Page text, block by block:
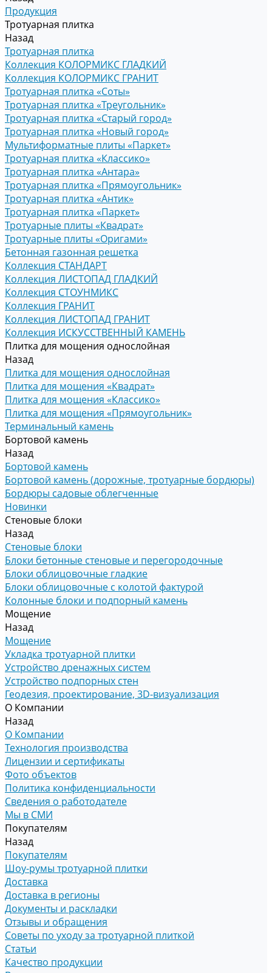
Продукция
Тротуарная плитка
Назад
Тротуарная плитка
Коллекция КОЛОРМИКС ГЛАДКИЙ
Коллекция КОЛОРМИКС ГРАНИТ
Тротуарная плитка «Соты»
Тротуарная плитка «Треугольник»
Тротуарная плитка «Старый город»
Тротуарная плитка «Новый город»
Мультиформатные плиты «Паркет»
Тротуарная плитка «Классико»
Тротуарная плитка «Антара»
Тротуарная плитка «Прямоугольник»
Тротуарная плитка «Антик»
Тротуарная плитка «Паркет»
Тротуарные плиты «Квадрат»
Тротуарные плиты «Оригами»
Бетонная газонная решетка
Коллекция СТАНДАРТ
Коллекция ЛИСТОПАД ГЛАДКИЙ
Коллекция СТОУНМИКС
Коллекция ГРАНИТ
Коллекция ЛИСТОПАД ГРАНИТ
Коллекция ИСКУССТВЕННЫЙ КАМЕНЬ
Плитка для мощения однослойная
Назад
Плитка для мощения однослойная
Плитка для мощения «Квадрат»
Плитка для мощения «Классико»
Плитка для мощения «Прямоугольник»
Терминальный камень
Бортовой камень
Назад
Бортовой камень
Бортовой камень (дорожные, тротуарные бордюры)
Бордюры садовые облегченные
Новинки
Стеновые блоки
Назад
Стеновые блоки
Блоки бетонные стеновые и перегородочные
Блоки облицовочные гладкие
Блоки облицовочные с колотой фактурой
Колонные блоки и подпорный камень
Мощение
Назад
Мощение
Укладка тротуарной плитки
Устройство дренажных систем
Устройство подпорных стен
Геодезия, проектирование, 3D-визуализация
О Компании
Назад
О Компании
Технология производства
Лицензии и сертификаты
Фото объектов
Политика конфиденциальности
Сведения о работодателе
Мы в СМИ
Покупателям
Назад
Покупателям
Шоу-румы тротуарной плитки
Доставка
Доставка в регионы
Документы и раскладки
Отзывы и обращения
Советы по уходу за тротуарной плиткой
Статьи
Качество продукции